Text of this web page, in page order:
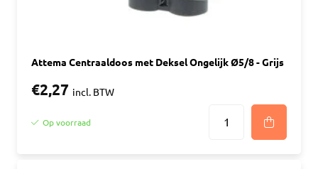
Attema Centraaldoos met Deksel Ongelijk Ø5/8 - Grijs
€2,27 incl. BTW
Op voorraad